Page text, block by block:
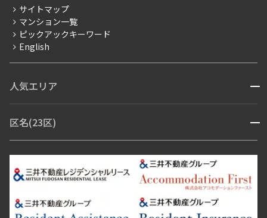
賃料改定
フリーレント
ペット可
ブランドマンション
サイトマップ
マンション一覧
ピックアックキーワード
English
人気エリア 開閉
青山・表参道・原宿
市ヶ谷・神楽坂・飯田橋
三田・芝・浜松町
芝浦・汐留・品川
月島・勝どき・豊洲
本郷・春日・小石川
目白・高田馬場・早稲田
池尻大橋・三軒茶屋
祐天寺・学芸大学・自由が丘
区名(23区) 開閉
江東区 台東区 墨田区
中野区
豊島区
杉並区 板橋区 練馬区 荒川区
足立区
葛飾区
江戸川区